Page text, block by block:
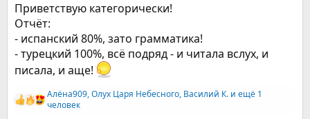
Приветствую категорически!
Отчёт:
- испанский 80%, зато грамматика!
- турецкий 100%, всё подряд - и читала вслух, и
писала, и аще!
Р
Алёна909,Олух Царя Небесного, Василий К. и ещё 1
человек